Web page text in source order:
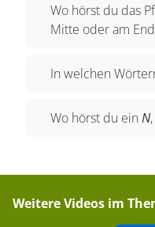
Wo hörst du das
Mitte oder am
In welchen
Wo hörst du ein N,
Weitere Videos im